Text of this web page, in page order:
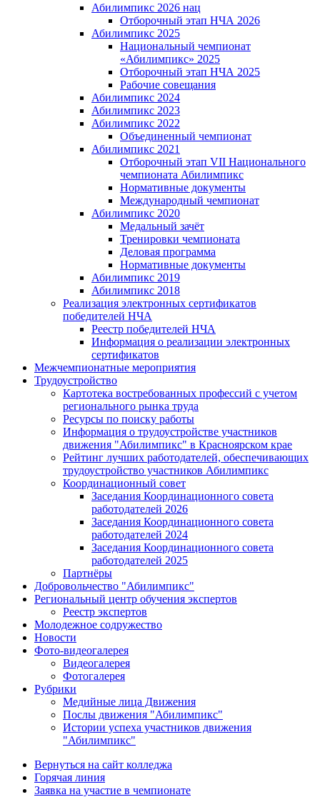
Абилимпикс 2026 нац
Отборочный этап НЧА 2026
Абилимпикс 2025
Национальный чемпионат
«Абилимпикс» 2025
Отборочный этап НЧА 2025
Рабочие совещания
Абилимпикс 2024
Абилимпикс 2023
Абилимпикс 2022
Объединенный чемпионат
Абилимпикс 2021
Отборочный этап VII Национального
чемпионата Абилимпикс
Нормативные документы
Международный чемпионат
Абилимпикс 2020
Медальный зачёт
Тренировки чемпионата
Деловая программа
Нормативные документы
Абилимпикс 2019
Абилимпикс 2018
Реализация электронных сертификатов
победителей НЧА
Реестр победителей НЧА
Информация о реализации электронных
сертификатов
Межчемпионатные мероприятия
Трудоустройство
Картотека востребованных профессий с учетом
регионального рынка труда
Ресурсы по поиску работы
Информация о трудоустройстве участников
движения "Абилимпикс" в Красноярском крае
Рейтинг лучших работодателей, обеспечивающих
трудоустройство участников Абилимпикс
Координационный совет
Заседания Координационного совета
работодателей 2026
Заседания Координационного совета
работодателей 2024
Заседания Координационного совета
работодателей 2025
Партнёры
Добровольчество "Абилимпикс"
Региональный центр обучения экспертов
Реестр экспертов
Молодежное содружество
Новости
Фото-видеогалерея
Видеогалерея
Фотогалерея
Рубрики
Медийные лица Движения
Послы движения "Абилимпикс"
Истории успеха участников движения
"Абилимпикс"
Вернуться на сайт колледжа
Горячая линия
Заявка на участие в чемпионате